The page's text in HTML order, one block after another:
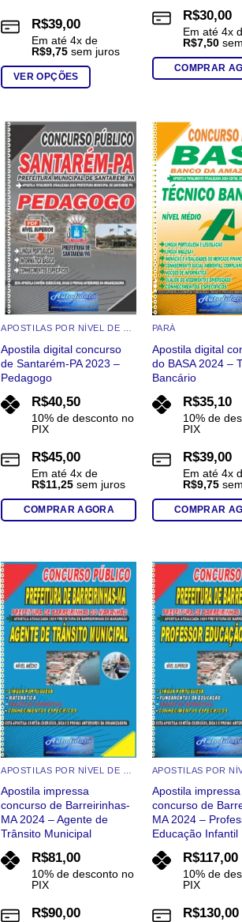
R$39,00
Em até4x de
R$9,75 sem juros
VER OPÇÕES
tem
várias
variantes.
As
opções
podem
ser
escolhidas
na
página
do
produto
R$30,00
Em até 4x
R$7,50
COMPRAR
Add to
wishlist
APOSTILAS POR NÍVEL DE ESCOLARIDADE
Apostila digital concurso
de Santarém-PA 2023 –
Pedagogo
R$40,50
10% de desconto no
PIX
R$45,00
Em até4x de
R$11,25 sem juros
COMPRAR AGORA
PARÁ
Apostila digital
do BASA 2024 –
Bancário
R$35,10
10% de
PIX
R$39,00
Em até 4x
R$9,75
COMPRAR
Add to
wishlist
Apostila impressa
concurso de Barreirinhas-
MA 2024 – Agente de
Trânsito Municipal
R$81,00
10% de desconto no
PIX
R$90,00
Apostila impressa
concurso de
MA 2024 –
Educação Infantil
R$117,00
10% de
PIX
R$130,00